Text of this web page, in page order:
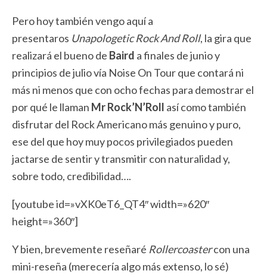
Pero hoy también vengo aquí a
presentaros Unapologetic Rock And Roll, la gira que
realizará el bueno de Baird a finales de junio y
principios de julio vía Noise On Tour que contará ni
más ni menos que con ocho fechas para demostrar el
por qué le llaman Mr Rock’N’Roll así como también
disfrutar del Rock Americano más genuino y puro,
ese del que hoy muy pocos privilegiados pueden
jactarse de sentir y transmitir con naturalidad y,
sobre todo, credibilidad….
[youtube id=»vXK0eT6_QT4″ width=»620″
height=»360″]
Y bien, brevemente reseñaré Rollercoastercon una
mini-reseña (merecería algo más extenso, lo sé)